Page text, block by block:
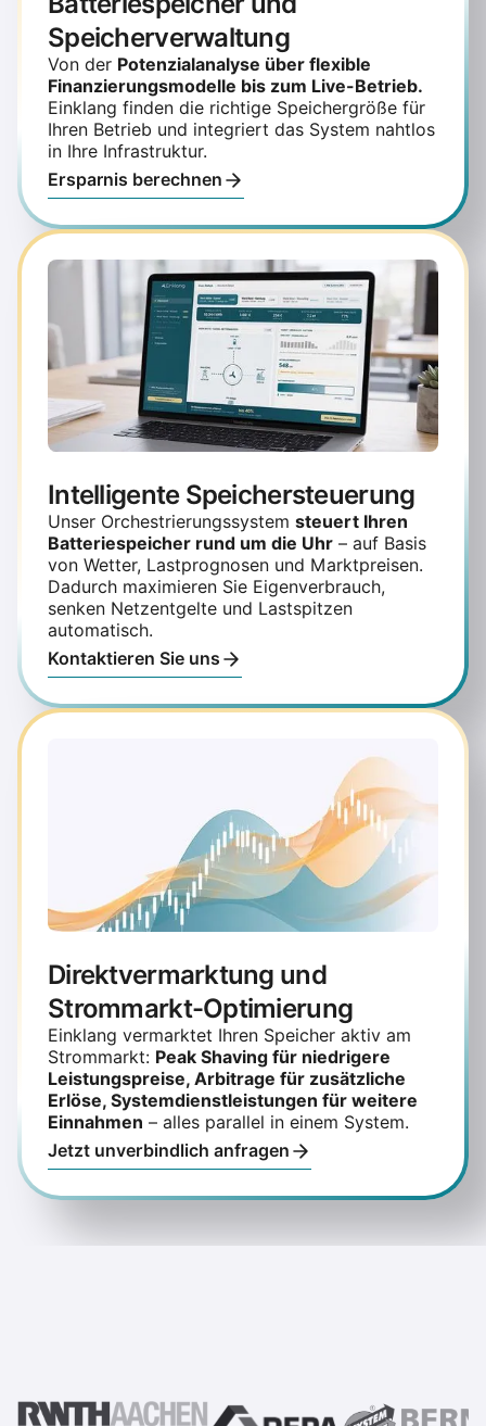
Speicherverwaltung
Von der Potenzialanalyse über flexible
Finanzierungsmodelle bis zum Live-Betrieb.
Einklang finden die richtige Speichergröße für
Ihren Betrieb und integriert das System nahtlos
in Ihre Infrastruktur.
Ersparnis berechnen
Intelligente Speichersteuerung
Unser Orchestrierungssystem steuert Ihren
Batteriespeicher rund um die Uhr – auf Basis
von Wetter, Lastprognosen und Marktpreisen.
Dadurch maximieren Sie Eigenverbrauch,
senken Netzentgelte und Lastspitzen
automatisch.
Kontaktieren Sie uns
Direktvermarktung und
Strommarkt-Optimierung
Einklang vermarktet Ihren Speicher aktiv am
Strommarkt: Peak Shaving für niedrigere
Leistungspreise, Arbitrage für zusätzliche
Erlöse, Systemdienstleistungen für weitere
Einnahmen – alles parallel in einem System.
Jetzt unverbindlich anfragen